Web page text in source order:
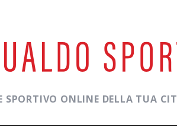
SPORTIVO ONLINE DELLA TUA